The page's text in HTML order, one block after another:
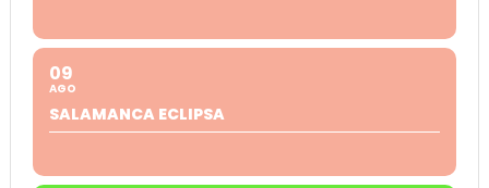
09
AGO
SALAMANCA ECLIPSA